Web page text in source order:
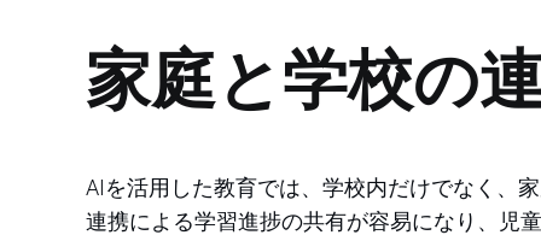
家庭と学校の
AIを活用した教育では、学校内だけでなく、
連携による学習進捗の共有が容易になり、児